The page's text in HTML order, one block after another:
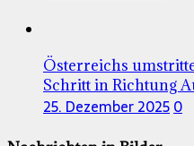
Österreichs
Schritt in Richtung
25. Dezember 20250